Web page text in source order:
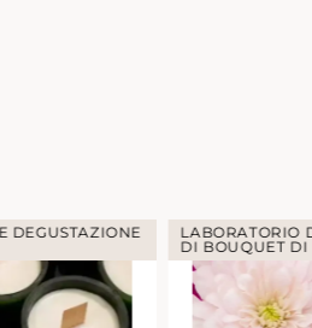
CREAZIONE E DEGUSTAZIONE